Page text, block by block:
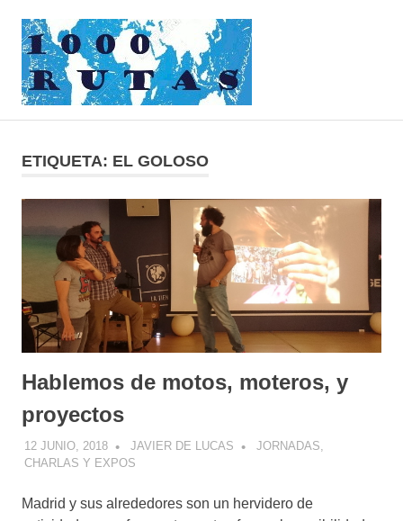
contenido
ruedas
ETIQUETA: EL GOLOSO
Hablemos de motos, moteros, y
proyectos
12 JUNIO, 2018 JAVIER DE LUCAS
JORNADAS,
CHARLAS Y EXPOS
Madrid y sus alrededores son un hervidero de